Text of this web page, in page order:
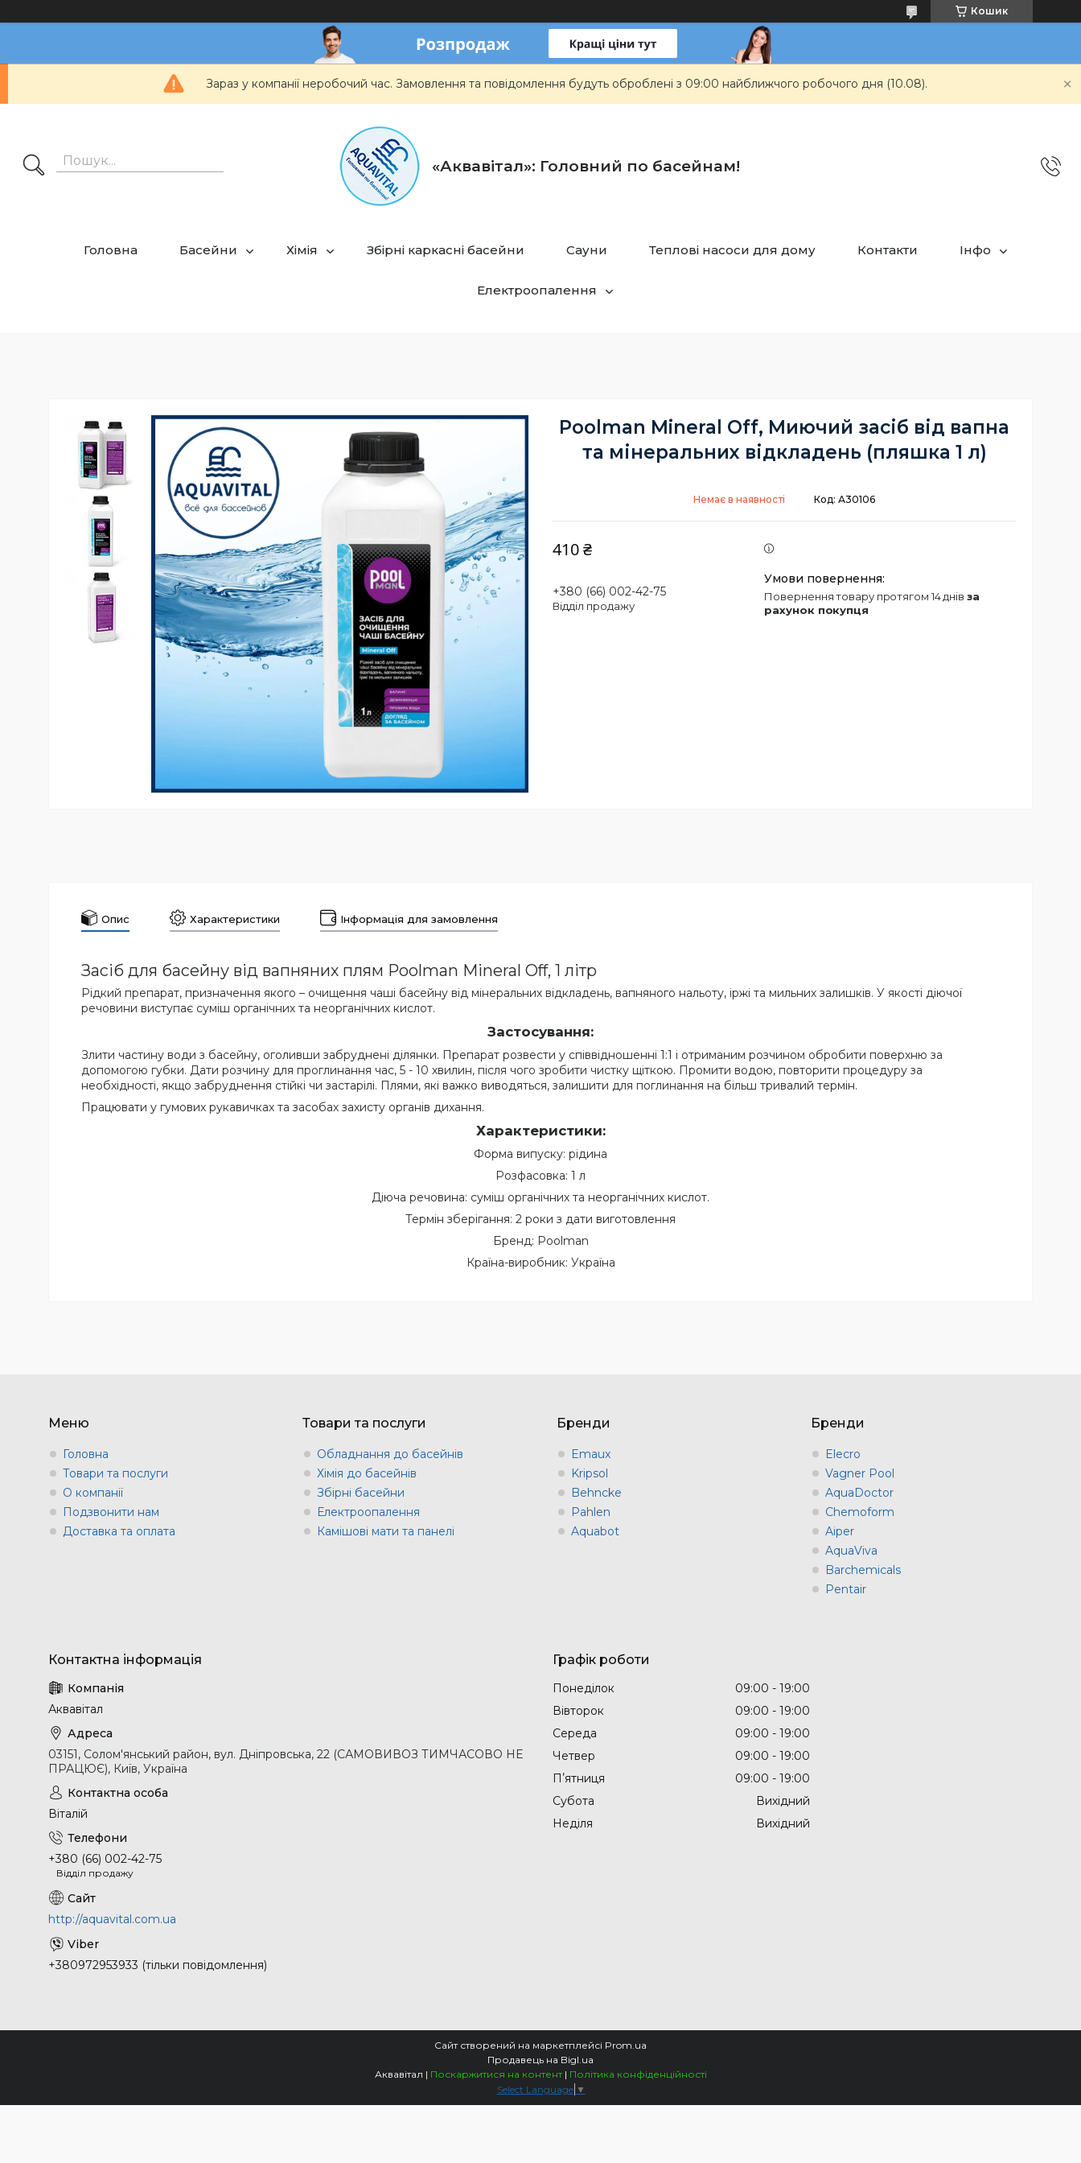
Кошик
Зараз у компанії неробочий час. Замовлення та повідомлення будуть оброблені з 09:00 найближчого робочого дня (10.08).
«Аквавітал»: Головний по басейнам!
Головна Басейни Хімія Збірні каркасні басейни Сауни Теплові насоси для дому Контакти Інфо
Електроопалення
Poolman Mineral Off, Миючий засіб від вапна
та мінеральних відкладень (пляшка 1 л)
Немає в наявності Код: А30106
410 ₴
+380 (66) 002-42-75
Відділ продажу
повернення товару протягом 14 днів за
рахунок покупця
Опис Характеристики Інформація для замовлення
Засіб для басейну від вапняних плям Poolman Mineral Off, 1 літр
Рідкий препарат, призначення якого – очищення чаші басейну від мінеральних відкладень, вапняного нальоту, іржі та мильних залишків. У якості діючої
речовини виступає суміш органічних та неорганічних кислот.
Застосування:
Злити частину води з басейну, оголивши забруднені ділянки. Препарат розвести у співвідношенні 1:1 і отриманим розчином обробити поверхню за
допомогою губки. Дати розчину для проглинання час, 5 - 10 хвилин, після чого зробити чистку щіткою. Промити водою, повторити процедуру за
необхідності, якщо забруднення стійкі чи застарілі. Плями, які важко виводяться, залишити для поглинання на більш тривалий термін.
Працювати у гумових рукавичках та засобах захисту органів дихання.
Характеристики:
Форма випуску: рідина
Розфасовка: 1 л
Діюча речовина: суміш органічних та неорганічних кислот.
Термін зберігання: 2 роки з дати виготовлення
Бренд: Poolman
Країна-виробник: Україна
Меню
Головна
Товари та послуги
О компанії
Подзвонити нам
Доставка та оплата
Товари та послуги
Обладнання до басейнів
Хімія до басейнів
Збірні басейни
Електроопалення
Камішові мати та панелі
Бренди
Emaux
Kripsol
Behncke
Pahlen
Aquabot
Бренди
Elecro
Vagner Pool
AquaDoctor
Chemoform
Aiper
AquaViva
Barchemicals
Pentair
Аквавітал
03151, Солом'янський район, вул. Дніпровська, 22 (САМОВИВОЗ ТИМЧАСОВО НЕ
ПРАЦЮЄ), Київ, Україна
Віталій
+380 (66) 002-42-75
Відділ продажу
http://aquavital.com.ua
+380972953933 (тільки повідомлення)
Графік роботи
Понеділок 09:00
19:00
Вівторок
09:00
19:00
Середа
09:00
19:00
Четвер
09:00
19:00
Пʼятниця
09:00
19:00
Субота
Вихідний
Неділя
Вихідний
Сайт створений на маркетплейсі Prom.ua
Продавець на Bigl.ua
Аквавітал | Поскаржитися на контент | Політика конфіденційності
Select Language ▼